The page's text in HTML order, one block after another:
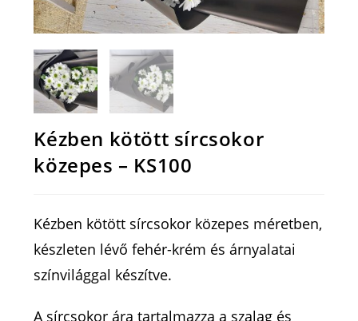
Kézben kötött sírcsokor
közepes – KS100
Kézben kötött sírcsokor közepes méretben,
készleten lévő fehér-krém és árnyalatai
színvilággal készítve.
A sírcsokor ára tartalmazza a szalag és